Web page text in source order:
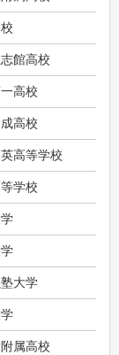
館高校
高校
高校
高等学校
学校
大学
属高校